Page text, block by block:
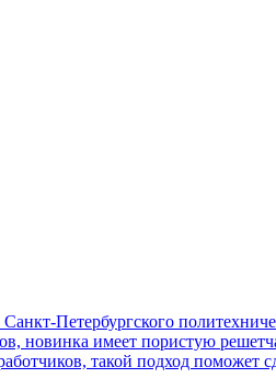
Петербургского
новинка имеет пористую
такой подход поможет